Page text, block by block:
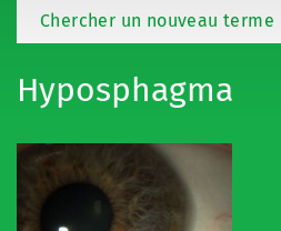
Chercher un nouveau terme
Hyposphagma